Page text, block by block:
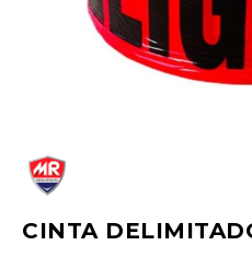
CINTA